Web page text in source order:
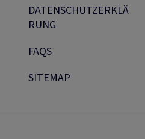
DATENSCHUTZERKLÄ
RUNG
FAQS
SITEMAP